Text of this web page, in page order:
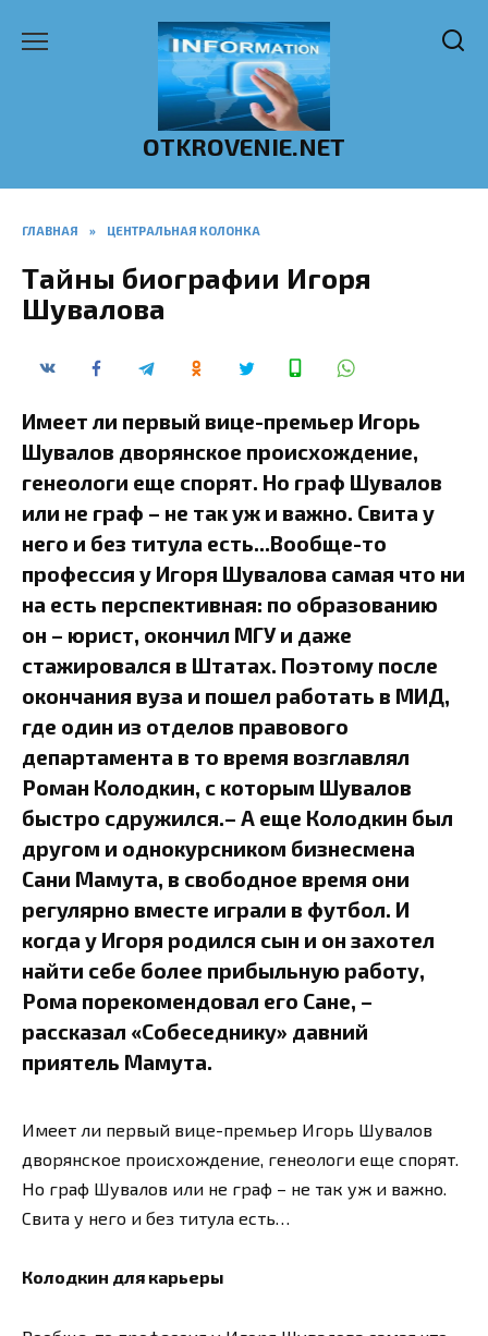
OTKROVENIE.NET
ГЛАВНАЯ » ЦЕНТРАЛЬНАЯ КОЛОНКА
Тайны биографии Игоря
Шувалова
Имеет ли первый вице-премьер Игорь
Шувалов дворянское происхождение,
генеологи еще спорят. Но граф Шувалов
или не граф – не так уж и важно. Свита у
него и без титула есть...Вообще-то
профессия у Игоря Шувалова самая что ни
на есть перспективная: по образованию
он – юрист, окончил МГУ и даже
стажировался в Штатах. Поэтому после
окончания вуза и пошел работать в МИД,
где один из отделов правового
департамента в то время возглавлял
Роман Колодкин, с которым Шувалов
быстро сдружился.– А еще Колодкин был
другом и однокурсником бизнесмена
Сани Мамута, в свободное время они
регулярно вместе играли в футбол. И
когда у Игоря родился сын и он захотел
найти себе более прибыльную работу,
Рома порекомендовал его Сане, –
рассказал «Собеседнику» давний
приятель Мамута.
Имеет ли первый вице-премьер Игорь Шувалов
дворянское происхождение, генеологи еще спорят.
Но граф Шувалов или не граф – не так уж и важно.
Свита у него и без титула есть…
Колодкин для карьеры